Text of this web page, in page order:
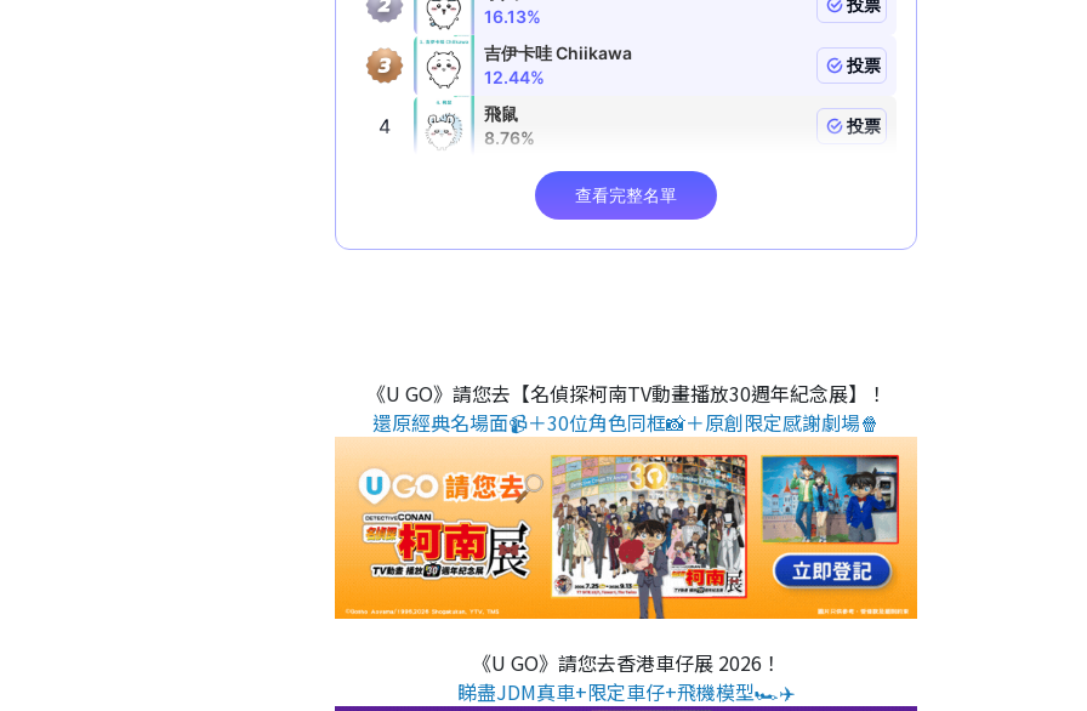
《U GO》請您去【名偵探柯南TV動畫播放30週年紀念展】！
還原經典名場面📹＋30位角色同框📸＋原創限定感謝劇場🍿
《U GO》請您去香港車仔展 2026！
睇盡JDM真車+限定車仔+飛機模型🏎️✈️